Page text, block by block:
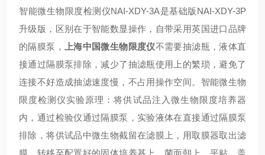
智能微生物限度检测仪NAI-XDY-3A是基础版NAI-XDY-3P
升级版，区别在于智能数显操作，自带采用英国进口品牌
的隔膜泵，
上海中国微生物限度仪不需要抽滤瓶，液体直
接通过隔膜泵排除，减少了抽滤瓶使用上的繁琐，避免了
连接不好造成抽滤速度慢，不占用操作空间。智能微生物
限度检测仪实验原理：将供试品注入微生物限度培养器
内，通过检验仪通过隔膜泵，实验液体在直接通过隔膜泵
排除，将供试品中微生物截留在滤膜上，用取膜器取出滤
膜，转移至配置好的固体培养基上，菌面朝上，平贴。盖